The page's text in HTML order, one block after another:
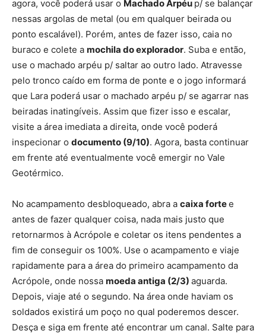
agora, você poderá usar o Machado Arpéu p/ se balançar
nessas argolas de metal (ou em qualquer beirada ou
ponto escalável). Porém, antes de fazer isso, caia no
buraco e colete a mochila do explorador. Suba e então,
use o machado arpéu p/ saltar ao outro lado. Atravesse
pelo tronco caído em forma de ponte e o jogo informará
que Lara poderá usar o machado arpéu p/ se agarrar nas
beiradas inatingíveis. Assim que fizer isso e escalar,
visite a área imediata a direita, onde você poderá
inspecionar o documento (9/10). Agora, basta continuar
em frente até eventualmente você emergir no Vale
Geotérmico.
No acampamento desbloqueado, abra a caixa fortee
antes de fazer qualquer coisa, nada mais justo que
retornarmos à Acrópole e coletar os itens pendentes a
fim de conseguir os 100%. Use o acampamento e viaje
rapidamente para a área do primeiro acampamento da
Acrópole, onde nossa moeda antiga (2/3) aguarda.
Depois, viaje até o segundo. Na área onde haviam os
soldados existirá um poço no qual poderemos descer.
Desça e siga em frente até encontrar um canal. Salte para